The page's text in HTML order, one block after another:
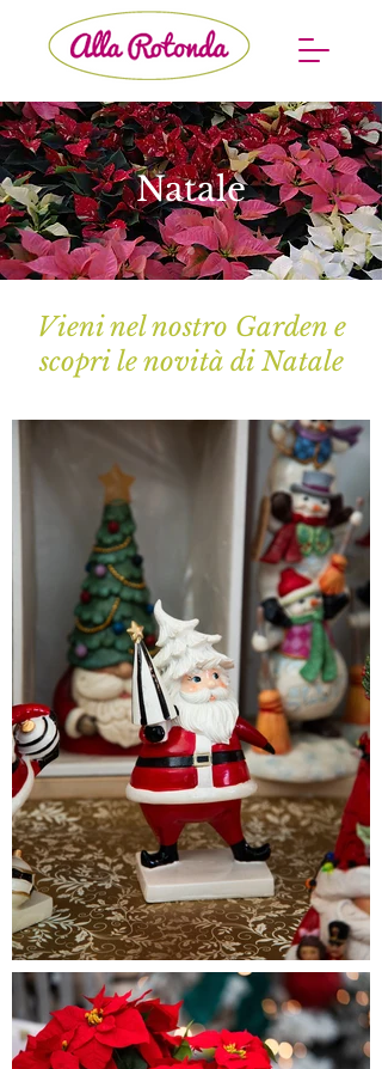
Natale
Vieni nel nostro Garden e
scopri le novità di Natale